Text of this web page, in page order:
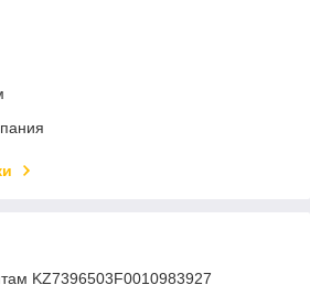
KZ7396503F0010983927